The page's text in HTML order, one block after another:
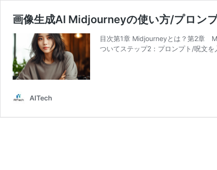
画像生成AI Midjourneyの使い方/プロン
目次第1章 Midjourneyとは？第2章
ついてステップ2：プロンプト/呪文
AITech